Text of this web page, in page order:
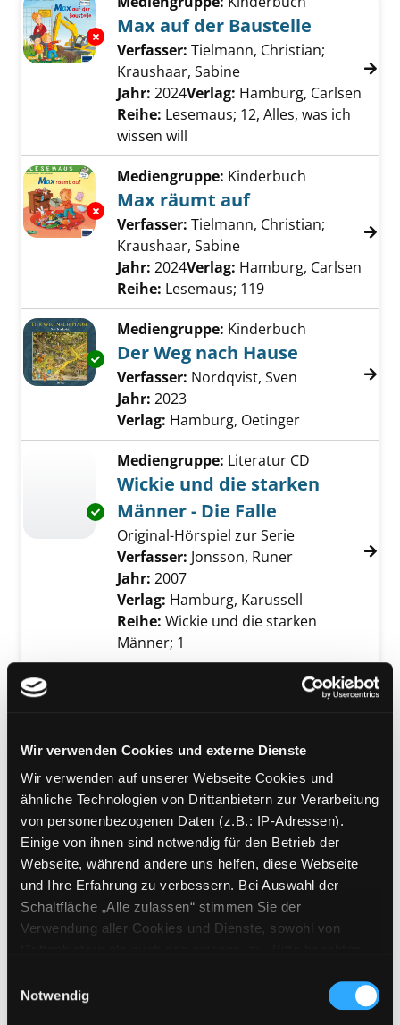
Wir verwenden Cookies und externe Dienste
Wir verwenden auf unserer Webseite Cookies und
ähnliche Technologien von Drittanbietern zur Verarbeitung
von personenbezogenen Daten (z.B.: IP-Adressen).
Einige von ihnen sind notwendig für den Betrieb der
Webseite, während andere uns helfen, diese Webseite
und Ihre Erfahrung zu verbessern. Bei Auswahl der
Schaltfläche „Alle zulassen“ stimmen Sie der
Verwendung aller Cookies und Dienste, sowohl von
Cookies von Drittanbietern, eine Verarbeitung in
unsicheren Drittländern (Länder außerhalb des EWR
Notwendig
Exemplar-Details von Max auf der Baustelle
Max auf der Baustelle
Verfasser: Tielmann, Christian;
Kraushaar, Sabine Suche nach diesem
Jahr: 2024Verlag: Hamburg, Carlsen
Reihe: Lesemaus; 12, Alles, was ich
wissen will
Exemplar-Details von Max räumt auf
Mediengruppe: Kinderbuch
Max räumt auf
Verfasser: Tielmann, Christian;
Kraushaar, Sabine
Jahr: 2024Verlag: Hamburg, Carlsen
Reihe: Lesemaus; 119
Exemplar-Details von Der Weg nach Hause
Mediengruppe: Kinderbuch
Der Weg nach Hause
Verfasser: Nordqvist, Sven Suche nach
Jahr: 2023
Verlag: Hamburg, Oetinger
Exemplar-Details von Wickie und die starken
Mediengruppe: Literatur CD
Wickie und die starken
Männer - Die Falle
Original-Hörspiel zur Serie
Verfasser: Jonsson, Runer Suche nach
Jahr: 2007
Verlag: Hamburg, Karussell
Reihe: Wickie und die starken
Männer; 1
Exemplar-Details von Mehr von Michel aus
Kinderbuch
Suche nach diesem Verfasser
Jahr:1976
Verlag:Hamburg, Oetinger
Exemplar-Details von Mein erstes
Mediengruppe:Kinderbuch
Mein erstes Vorlesebuch
für große kleine Jungs
Suche nach diesem Verfasser
Jahr:2021
Verlag:Hamburg, Carlsen-Verl.
Reihe:Jakob